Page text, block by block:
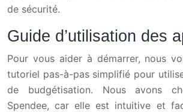
de sécurité.
Guide d’utilisation des
Pour vous aider à démarrer, nous
tutoriel pas-à-pas simplifié pour
de budgétisation. Nous avons
Spendee, car elle est intuitive et